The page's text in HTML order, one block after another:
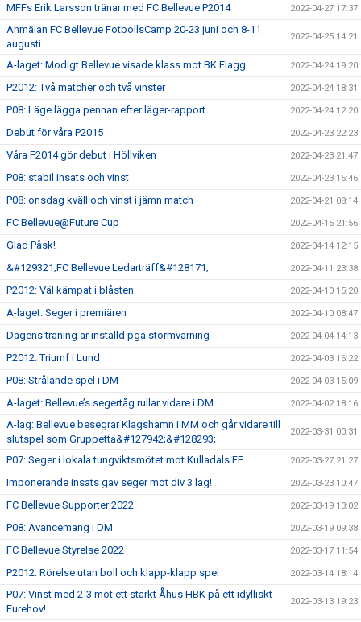
MFFs Erik Larsson tränar med FC Bellevue P2014 2022-04-27 17:37
Anmälan FC Bellevue FotbollsCamp 20-23 juni och 8-11
augusti
2022-04-25 14:21
A-laget: Modigt Bellevue visade klass mot BK Flagg 2022-04-24 19:20
P2012: Två matcher och två vinster 2022-04-24 18:31
P08: Läge lägga pennan efter läger-rapport 2022-04-24 12:20
Debut för våra P2015 2022-04-23 22:23
Våra F2014 gör debut i Höllviken 2022-04-23 21:47
P08: stabil insats och vinst 2022-04-23 15:46
P08: onsdag kväll och vinst i jämn match 2022-04-21 08:14
FC Bellevue@Future Cup 2022-04-15 21:56
Glad Påsk! 2022-04-14 12:15
&#129321;FC Bellevue Ledarträff&#128171; 2022-04-11 23:38
P2012: Väl kämpat i blåsten 2022-04-10 15:20
A-laget: Seger i premiären 2022-04-10 08:47
Dagens träning är inställd pga stormvarning 2022-04-04 14:13
P2012: Triumf i Lund 2022-04-03 16:22
P08: Strålande spel i DM 2022-04-03 15:09
A-laget: Bellevue’s segertåg rullar vidare i DM 2022-04-02 18:16
A-lag: Bellevue besegrar Klagshamn i MM och går vidare till
slutspel som Gruppetta&#127942;&#128293;
2022-03-31 00:31
P07: Seger i lokala tungviktsmötet mot Kulladals FF 2022-03-27 21:27
Imponerande insats gav seger mot div 3 lag! 2022-03-23 10:47
FC Bellevue Supporter 2022 2022-03-19 13:02
P08: Avancemang i DM 2022-03-19 09:38
FC Bellevue Styrelse 2022 2022-03-17 11:54
P2012: Rörelse utan boll och klapp-klapp spel 2022-03-14 18:14
P07: Vinst med 2-3 mot ett starkt Åhus HBK på ett idylliskt
Furehov!
2022-03-13 19:23